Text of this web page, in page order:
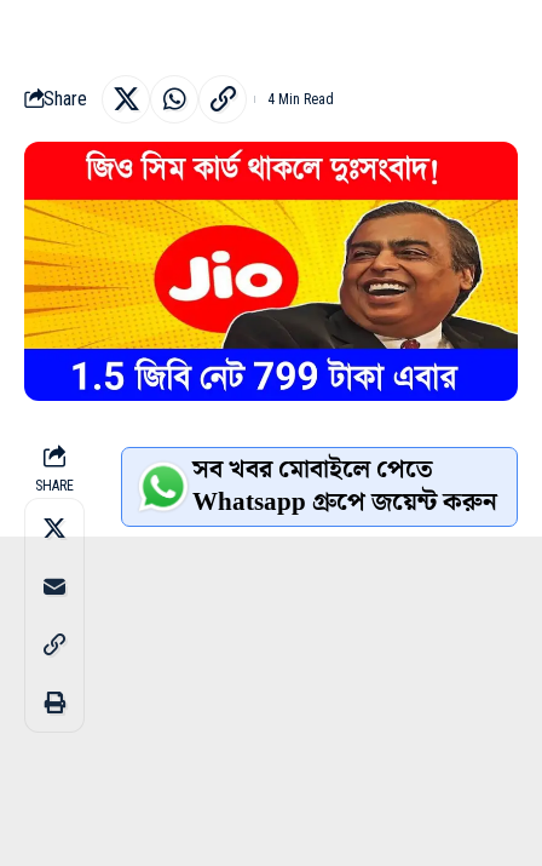
Share 4 Min Read
SHARE সব খবর মোবাইলে পেতে
Whatsapp গ্রুপে জয়েন্ট করুন